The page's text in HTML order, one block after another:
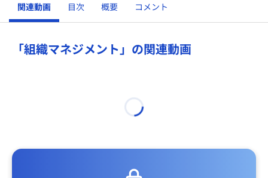
関連動画 目次 概要 コメント
「組織マネジメント」の関連動画